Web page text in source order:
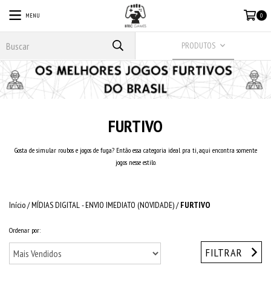
MENU 0
PRODUTOS
FURTIVO
Gosta de simular roubos e jogos de fuga? Então essa categoria ideal pra ti, aqui encontra somente
jogos nesse estilo.
Início/MÍDIAS DIGITAL - ENVIO IMEDIATO (NOVIDADE)/ FURTIVO
Ordenar por:
FILTRAR